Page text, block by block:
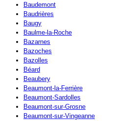
Baudemont
Baudrières
Baugy
Baulme-la-Roche
Bazarnes
Bazoches
Bazolles
Béard
Beaubery
Beaumont-la-Ferrière
Beaumont-Sardolles
Beaumont-sur-Grosne
Beaumont-sur-Vingeanne